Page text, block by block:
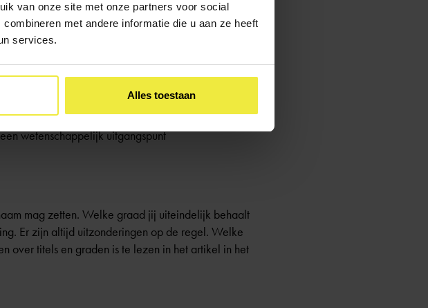
van onze site met onze partners voor social
met andere informatie die u aan ze heeft
services.
Alles toestaan
wetenschappelijk uitgangspunt
mag zetten. Welke graad jij uiteindelijk behaalt
Er zijn altijd uitzonderingen op de regel. Welke
over titels en graden is te lezen in het artikel in het